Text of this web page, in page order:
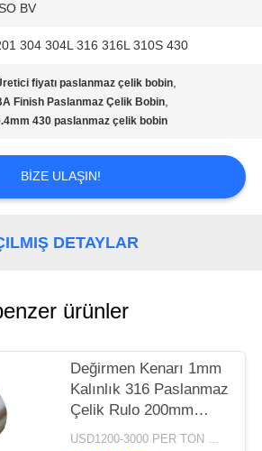
BV
304 304L 316 316L 310S 430
fiyatı paslanmaz çelik bobin,
Finish Paslanmaz Çelik Bobin,
430 paslanmaz çelik bobin
BIZE ULAŞIN!
DETAYLAR
ürünler
Değirmen Kenarı 1mm
Kalınlık 316 Paslanmaz
Çelik Rulo 200mm
Genişlik
USD1200-3000 PER TON MOQ:1TON